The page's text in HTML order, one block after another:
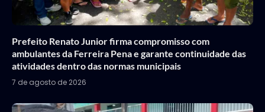
Prefeito Renato Junior firma compromisso com
ambulantes da Ferreira Pena e garante continuidade das
atividades dentro das normas municipais
7 de agosto de 2026